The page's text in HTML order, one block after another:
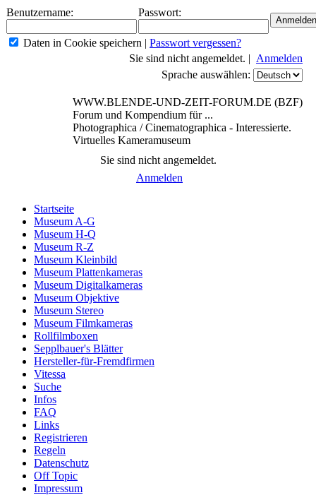
Benutzername: Passwort:
Daten in Cookie speichern | Passwort vergessen?
Sie sind nicht angemeldet. | Anmelden
Sprache auswählen:
WWW.BLENDE-UND-ZEIT-FORUM.DE (BZF)
Forum und Kompendium für ...
Photographica / Cinematographica - Interessierte.
Virtuelles Kameramuseum
Sie sind nicht angemeldet.
Anmelden
Startseite
Museum A-G
Museum H-Q
Museum R-Z
Museum Kleinbild
Museum Plattenkameras
Museum Digitalkameras
Museum Objektive
Museum Stereo
Museum Filmkameras
Rollfilmboxen
Sepplbauer's Blätter
Hersteller-für-Fremdfirmen
Vitessa
Suche
Infos
FAQ
Links
Registrieren
Regeln
Datenschutz
Off Topic
Impressum